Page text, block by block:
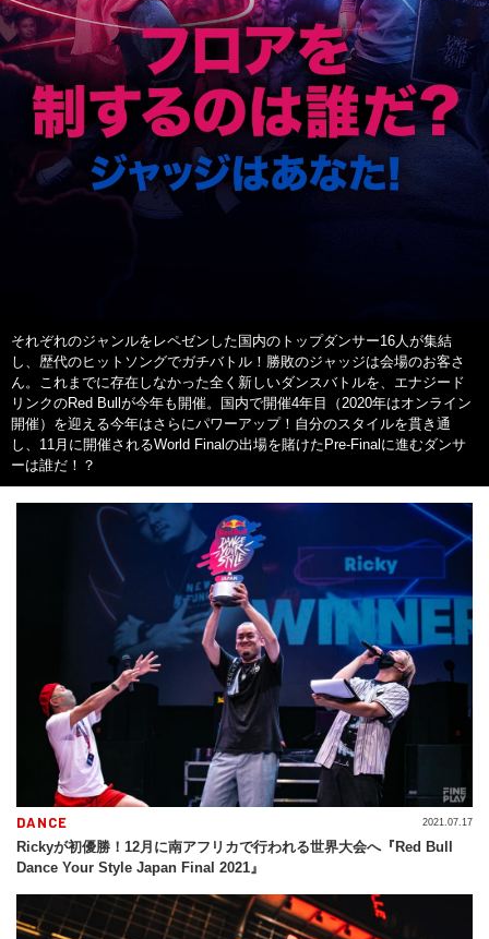
それぞれのジャンルをレペゼンした国内のトップダンサー16人が集結
し、歴代のヒットソングでガチバトル！勝敗のジャッジは会場のお客さ
ん。これまでに存在しなかった全く新しいダンスバトルを、エナジード
リンクのRed Bullが今年も開催。国内で開催4年目（2020年はオンライン
開催）を迎える今年はさらにパワーアップ！自分のスタイルを貫き通
し、11月に開催されるWorld Finalの出場を賭けたPre-Finalに進むダンサ
ーは誰だ！？
DANCE
Rickyが初優勝！12月に南アフリカで行われる世界大会へ『Red Bull
Dance Your Style Japan Final 2021』
2021.07.17